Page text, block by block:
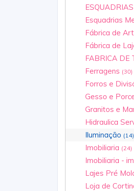
Esquadrias
Fábrica de
Fábrica de
FABRICA DE
Ferragens (30)
Forros e
Gesso e
Granitos e
Hidraulica
Iluminação (14)
Imobiliaria (24)
Imobiliaria -
Lajes Pré
Loja de